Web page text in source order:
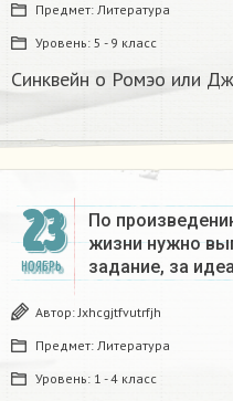
Предмет: Литература
Уровень: 5 - 9 класс
Синквейн о Ромэо или
23
НОЯБРЬ
По
жизни нужно
задание, за
Автор:Jxhcgjtfvutrfjh
Предмет: Литература
Уровень: 1 - 4 класс